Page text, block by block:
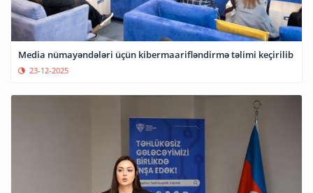
Media nümayəndələri üçün kibermaarifləndirmə təlimi keçirilib
23-12-2025